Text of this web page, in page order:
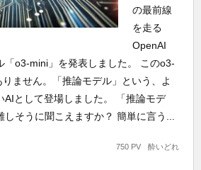
の最前線
を走る
OpenAI
「o3-mini」を発表しました。 このo3-
ません。「推論モデル」という、よ
AIとして登場しました。 「推論モデ
そうに聞こえますか？ 簡単に言う...
酔いどれ
750 PV